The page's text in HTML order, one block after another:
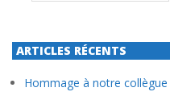
ARTICLES RÉCENTS
Hommage à notre